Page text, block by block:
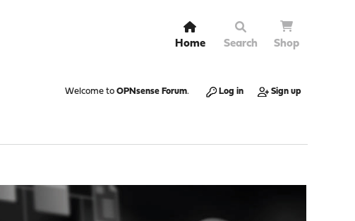
Home Search Shop
Welcome to OPNsense Forum. Log in Sign up